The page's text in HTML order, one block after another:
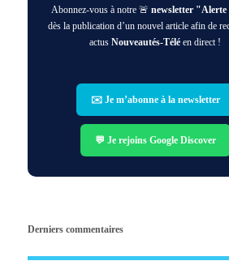
Abonnez-vous à notre 🚨newsletter "Alerte
dès la publication d’un nouvel article afin de
actusNouveautés-Télé en direct !
✉️ Je m’abonne à la newsletter
💬 Je rejoins Google Discover
Derniers commentaires